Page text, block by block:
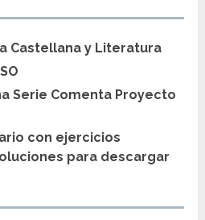
Castellana y Literatura
Serie Comenta Proyecto
con ejercicios
para descargar